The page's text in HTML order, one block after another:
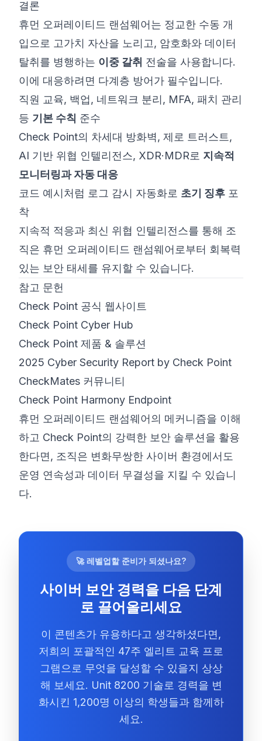
결론
휴먼 오퍼레이티드 랜섬웨어는 정교한 수동 개
입으로 고가치 자산을 노리고, 암호화와 데이터
탈취를 병행하는 이중 갈취 전술을 사용합니다.
이에 대응하려면 다계층 방어가 필수입니다.
직원 교육, 백업, 네트워크 분리, MFA, 패치 관리
등 기본 수칙 준수
Check Point의 차세대 방화벽, 제로 트러스트,
AI 기반 위협 인텔리전스, XDR·MDR로 지속적
모니터링과 자동 대응
코드 예시처럼 로그 감시 자동화로 초기 징후 포
착
지속적 적응과 최신 위협 인텔리전스를 통해 조
직은 휴먼 오퍼레이티드 랜섬웨어로부터 회복력
있는 보안 태세를 유지할 수 있습니다.
참고 문헌
Check Point 공식 웹사이트
Check Point Cyber Hub
Check Point 제품 & 솔루션
2025 Cyber Security Report by Check Point
CheckMates 커뮤니티
Check Point Harmony Endpoint
휴먼 오퍼레이티드 랜섬웨어의 메커니즘을 이해
하고 Check Point의 강력한 보안 솔루션을 활용
한다면, 조직은 변화무쌍한 사이버 환경에서도
운영 연속성과 데이터 무결성을 지킬 수 있습니
다.
🚀 레벨업할 준비가 되셨나요?
사이버 보안 경력을 다음 단계
로 끌어올리세요
이 콘텐츠가 유용하다고 생각하셨다면,
저희의 포괄적인 47주 엘리트 교육 프로
그램으로 무엇을 달성할 수 있을지 상상
해 보세요. Unit 8200 기술로 경력을 변
화시킨 1,200명 이상의 학생들과 함께하
세요.